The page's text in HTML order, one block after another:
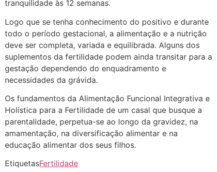
tranquilidade às 12 semanas.
Logo que se tenha conhecimento do positivo e durante
todo o período gestacional, a alimentação e a nutrição
deve ser completa, variada e equilibrada. Alguns dos
suplementos da fertilidade podem ainda transitar para a
gestação dependendo do enquadramento e
necessidades da grávida.
Os fundamentos da Alimentação Funcional Integrativa e
Holística para a Fertilidade de um casal que busque a
parentalidade, perpetua-se ao longo da gravidez, na
amamentação, na diversificação alimentar e na
educação alimentar dos seus filhos.
EtiquetasFertilidade